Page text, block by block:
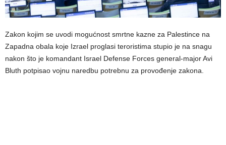
Zakon kojim se uvodi mogućnost smrtne kazne za Palestince na
Zapadna obala koje Izrael proglasi teroristima stupio je na snagu
nakon što je komandant Israel Defense Forces general-major Avi
Bluth potpisao vojnu naredbu potrebnu za provođenje zakona.